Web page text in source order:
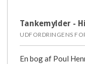
Tankemylder -
UDFORDRINGENS
En bog af Poul